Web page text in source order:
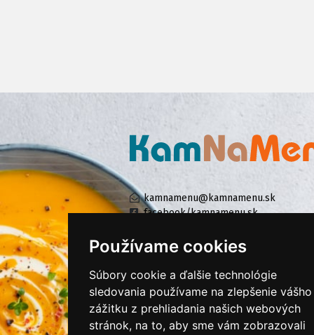
Používame cookies
Súbory cookie a ďalšie technológie
sledovania používame na zlepšenie vášho
zážitku z prehliadania našich webových
stránok, na to, aby sme vám zobrazovali
kamnamenu@kamnamenu.sk
facebook/kamnamenu.sk
KONTAKTUJTE NÁS
PRIHLÁSIŤ SA DO ZÁKAZNÍCKEJ ZÓNY